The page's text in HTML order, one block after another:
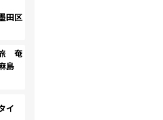
田区
奄
島
イ